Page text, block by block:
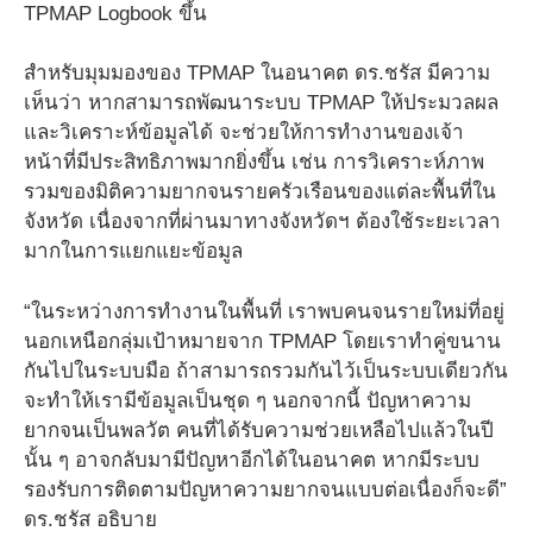
TPMAP Logbook ขึ้น
สำหรับมุมมองของ TPMAP ในอนาคต ดร.ชรัส มีความ
เห็นว่า หากสามารถพัฒนาระบบ TPMAP ให้ประมวลผล
และวิเคราะห์ข้อมูลได้ จะช่วยให้การทำงานของเจ้า
หน้าที่มีประสิทธิภาพมากยิ่งขึ้น เช่น การวิเคราะห์ภาพ
รวมของมิติความยากจนรายครัวเรือนของแต่ละพื้นที่ใน
จังหวัด เนื่องจากที่ผ่านมาทางจังหวัดฯ ต้องใช้ระยะเวลา
มากในการแยกแยะข้อมูล
“ในระหว่างการทำงานในพื้นที่ เราพบคนจนรายใหม่ที่อยู่
นอกเหนือกลุ่มเป้าหมายจาก TPMAP โดยเราทำคู่ขนาน
กันไปในระบบมือ ถ้าสามารถรวมกันไว้เป็นระบบเดียวกัน
จะทำให้เรามีข้อมูลเป็นชุด ๆ นอกจากนี้ ปัญหาความ
ยากจนเป็นพลวัต คนที่ได้รับความช่วยเหลือไปแล้วในปี
นั้น ๆ อาจกลับมามีปัญหาอีกได้ในอนาคต หากมีระบบ
รองรับการติดตามปัญหาความยากจนแบบต่อเนื่องก็จะดี”
ดร.ชรัส อธิบาย